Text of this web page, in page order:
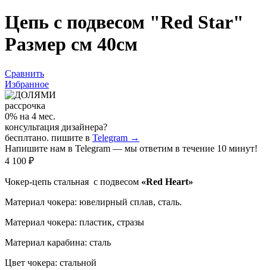
Цепь с подвесом "Red Star"
Размер см 40см
Сравнить
Избранное
рассрочка
0% на 4 мес.
консультация дизайнера?
бесплтано. пишите в Telegram →
Напишите нам в Telegram — мы ответим в течение 10 минут!
4 100 ₽
Чокер-цепь стальная с подвесом «Red Heart»
Материал чокера: ювелирный сплав, сталь.
Материал чокера: пластик, стразы
Материал карабина: сталь
Цвет чокера: стальной